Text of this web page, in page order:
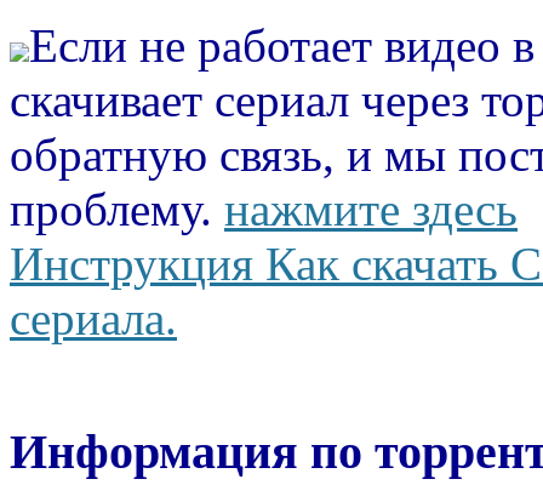
Если не работает видео
скачивает сериал через
обратную связь, и мы
проблему. нажмите здесь
Инструкция Как скачать
сериала.
Информация по